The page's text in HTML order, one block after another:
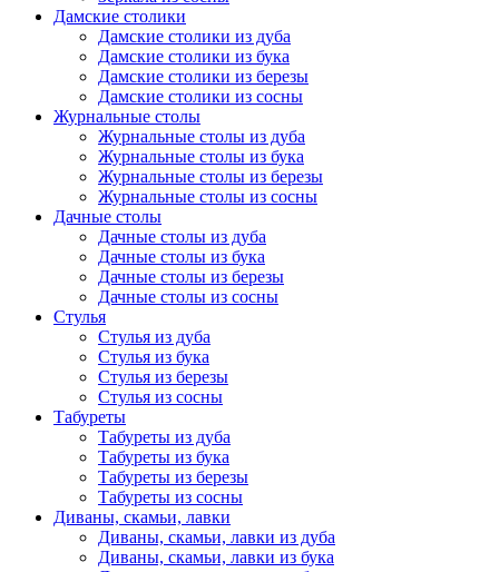
Дамские столики
Дамские столики из дуба
Дамские столики из бука
Дамские столики из березы
Дамские столики из сосны
Журнальные столы
Журнальные столы из дуба
Журнальные столы из бука
Журнальные столы из березы
Журнальные столы из сосны
Дачные столы
Дачные столы из дуба
Дачные столы из бука
Дачные столы из березы
Дачные столы из сосны
Стулья
Стулья из дуба
Стулья из бука
Стулья из березы
Стулья из сосны
Табуреты
Табуреты из дуба
Табуреты из бука
Табуреты из березы
Табуреты из сосны
Диваны, скамьи, лавки
Диваны, скамьи, лавки из дуба
Диваны, скамьи, лавки из бука